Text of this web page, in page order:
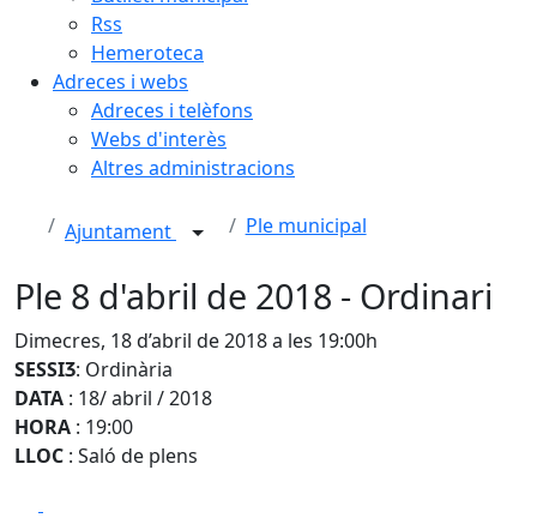
Rss
Hemeroteca
Adreces i webs
Adreces i telèfons
Webs d'interès
Altres administracions
Ajuntament Ple municipal
Ple 8 d'abril de 2018 - Ordinari
Dimecres, 18 d’abril de 2018 a les 19:00h
SESSIӠ: Ordinària
DATA : 18/ abril / 2018
HORA : 19:00
LLOC : Saló de plens